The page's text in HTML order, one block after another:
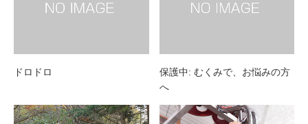
ドロドロ
保護中: むくみで、お悩みの方
へ